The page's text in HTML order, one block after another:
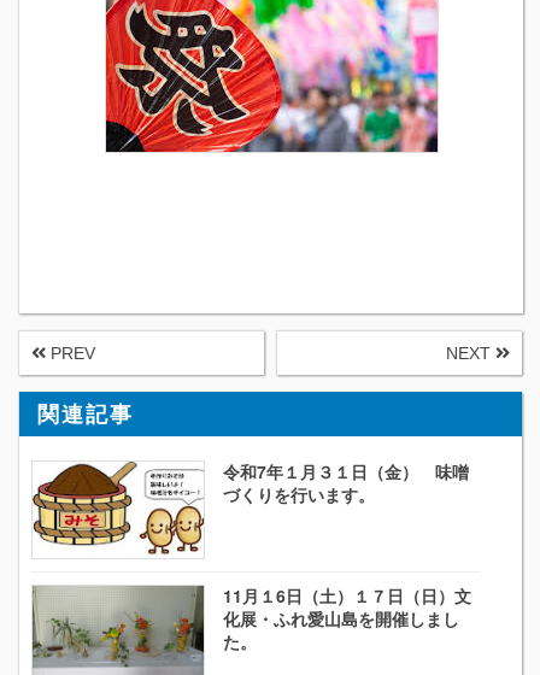
PREV NEXT
関連記事
令和7年１月３１日（金） 味噌
づくりを行います。
11月１6日（土）１７日（日）文
化展・ふれ愛山島を開催しまし
た。